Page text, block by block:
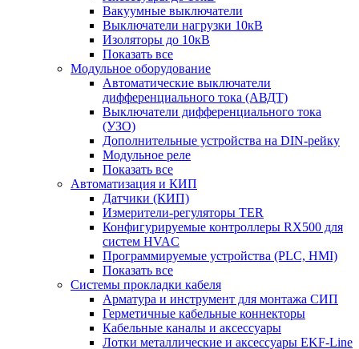
Вакуумные выключатели
Выключатели нагрузки 10кВ
Изоляторы до 10кВ
Показать все
Модульное оборудование
Автоматические выключатели
дифференциального тока (АВДТ)
Выключатели дифференциального тока
(УЗО)
Дополнительные устройства на DIN-рейку
Модульное реле
Показать все
Автоматизация и КИП
Датчики (КИП)
Измерители-регуляторы TER
Конфигурируемые контроллеры RX500 для
систем HVAC
Программируемые устройства (PLC, HMI)
Показать все
Системы прокладки кабеля
Арматура и инструмент для монтажа СИП
Герметичные кабельные коннекторы
Кабельные каналы и аксессуары
Лотки металлические и аксессуары EKF-Line